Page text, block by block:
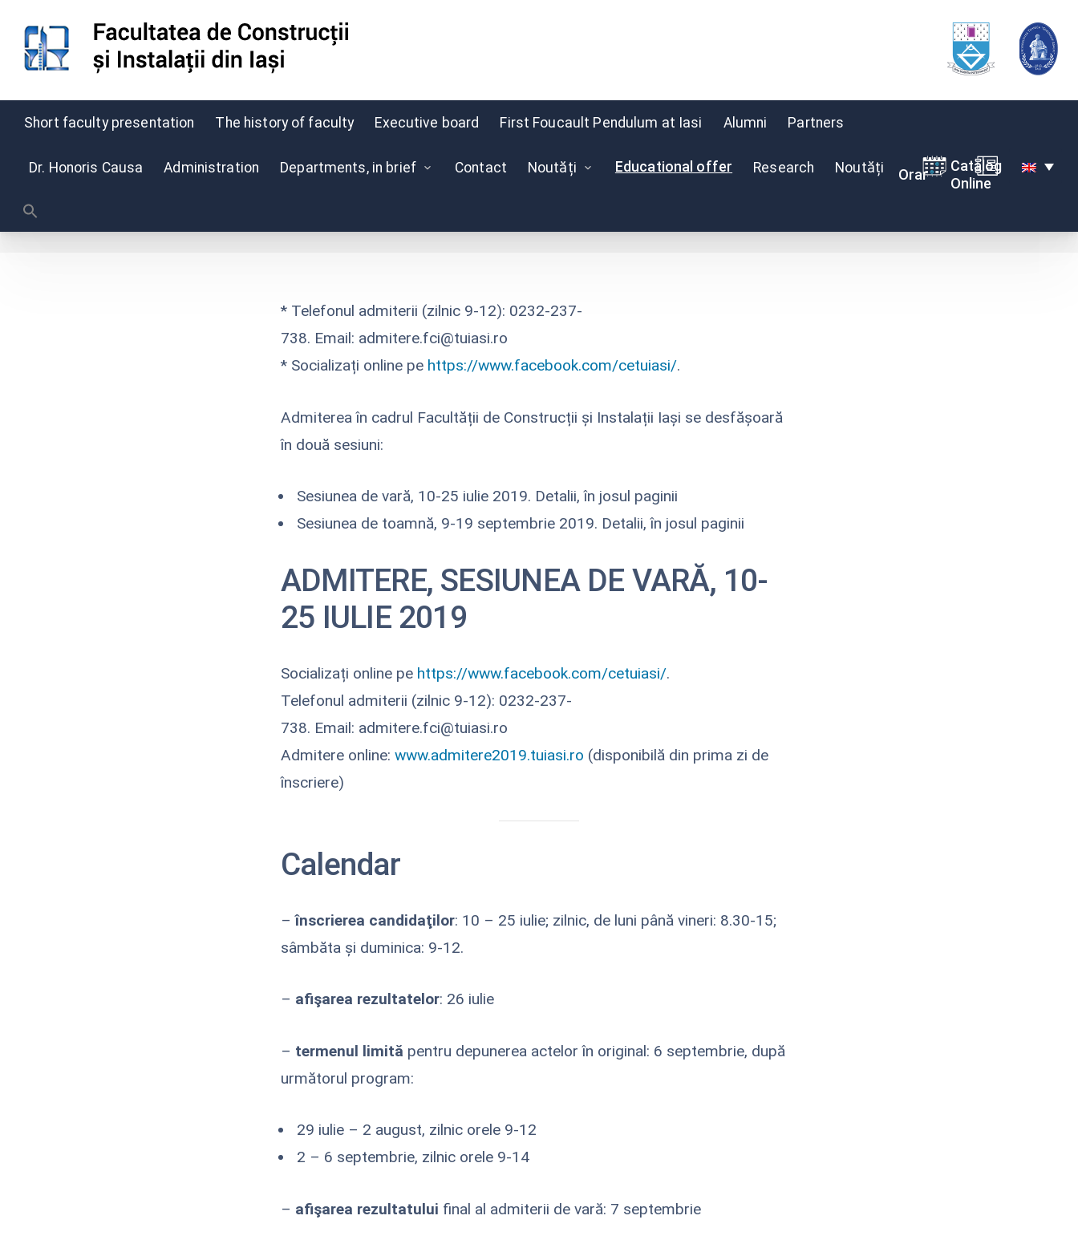
content
Short faculty presentation The history of faculty Executive board First Foucault Pendulum at Iasi Alumni Partners
Dr. Honoris Causa Administration Departments, in brief Contact Noutăți Educational offer Research Noutăți Orar
Catalog
Online
Studii universitare de licență
* Telefonul admiterii (zilnic 9-12): 0232-237-
738. Email: admitere.fci@tuiasi.ro
* Socializați online pe https://www.facebook.com/cetuiasi/.
Admiterea în cadrul Facultății de Construcții și Instalații Iași se desfășoară
în două sesiuni:
Sesiunea de vară, 10-25 iulie 2019. Detalii, în josul paginii
Sesiunea de toamnă, 9-19 septembrie 2019. Detalii, în josul paginii
ADMITERE, SESIUNEA DE VARĂ, 10-
25 IULIE 2019
Socializați online pe https://www.facebook.com/cetuiasi/.
Telefonul admiterii (zilnic 9-12): 0232-237-
738. Email: admitere.fci@tuiasi.ro
Admitere online: www.admitere2019.tuiasi.ro (disponibilă din prima zi de
înscriere)
Calendar
–înscrierea candidaţilor: 10 – 25 iulie; zilnic, de luni până vineri: 8.30-15;
sâmbăta și duminica: 9-12.
– afişarea rezultatelor: 26 iulie
– termenul limită pentru depunerea actelor în original: 6 septembrie, după
următorul program:
29 iulie – 2 august, zilnic orele 9-12
2 – 6 septembrie, zilnic orele 9-14
– afişarea rezultatului final al admiterii de vară: 7 septembrie